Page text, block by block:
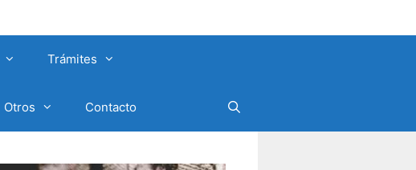
Trámites
Otros Contacto